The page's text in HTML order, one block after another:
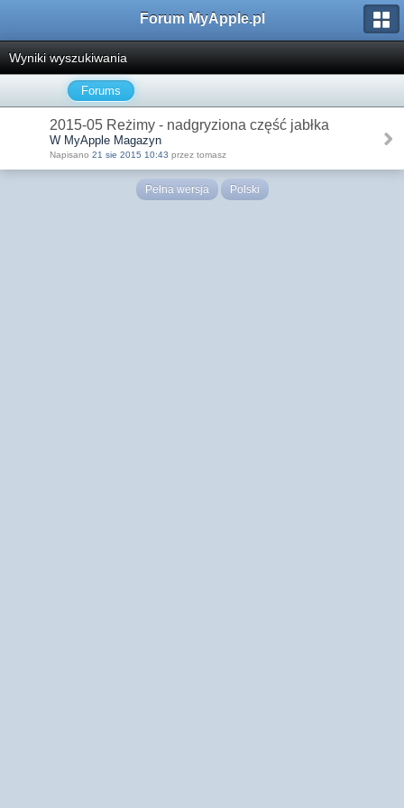
Forum MyApple.pl
Wyniki wyszukiwania
Forums
2015-05 Reżimy - nadgryziona część jabłka
W MyApple Magazyn
Napisano 21 sie 2015 10:43 przez tomasz
Pełna wersja Polski